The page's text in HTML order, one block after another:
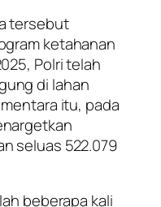
tersebut
ketahanan
Polri telah
di lahan
itu, pada
seluas 522.079
beberapa kali